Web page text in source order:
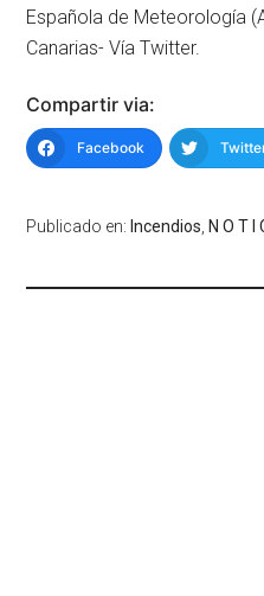
Española de Meteorología
Canarias- Vía Twitter.
Compartir via:
Facebook
Publicado en:Incendios ,N O T I